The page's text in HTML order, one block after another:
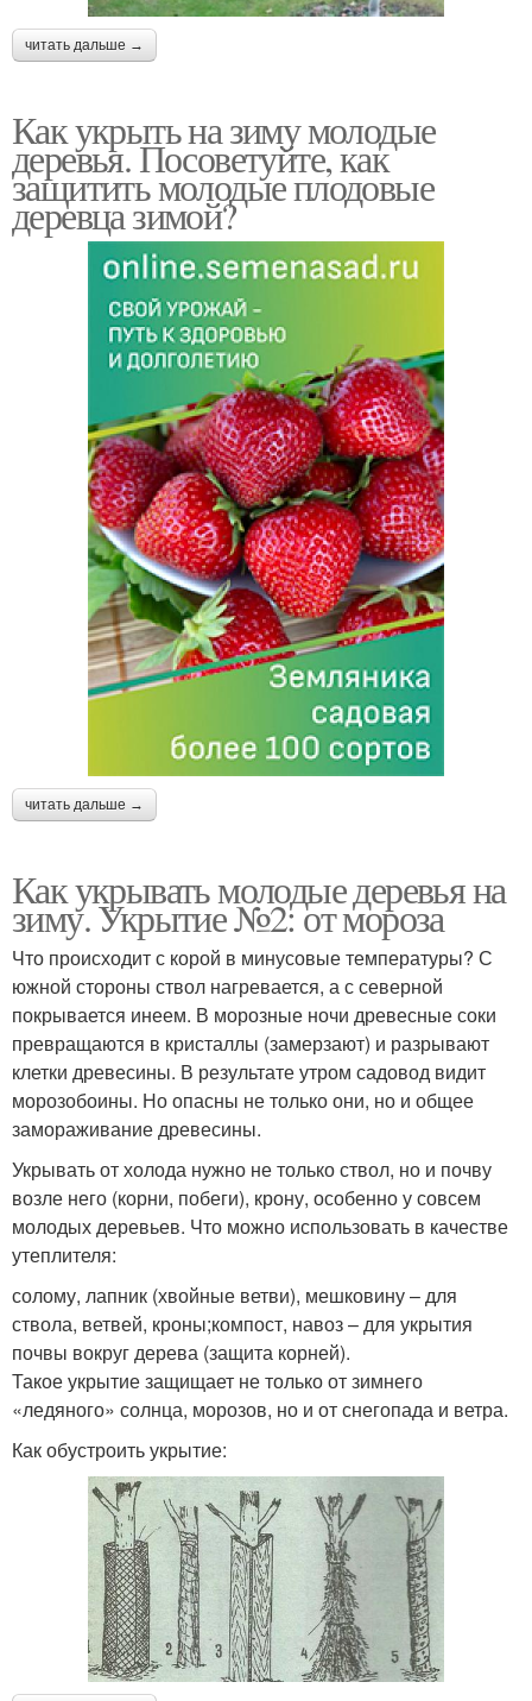
читать дальше →
Как укрыть на зиму молодые
деревья. Посоветуйте, как
защитить молодые плодовые
деревца зимой?
читать дальше →
Как укрывать молодые деревья на
зиму. Укрытие №2: от мороза
Что происходит с корой в минусовые температуры? С
южной стороны ствол нагревается, а с северной
покрывается инеем. В морозные ночи древесные соки
превращаются в кристаллы (замерзают) и разрывают
клетки древесины. В результате утром садовод видит
морозобоины. Но опасны не только они, но и общее
замораживание древесины.
Укрывать от холода нужно не только ствол, но и почву
возле него (корни, побеги), крону, особенно у совсем
молодых деревьев. Что можно использовать в качестве
утеплителя:
солому, лапник (хвойные ветви), мешковину – для
ствола, ветвей, кроны;компост, навоз – для укрытия
почвы вокруг дерева (защита корней).
Такое укрытие защищает не только от зимнего
«ледяного» солнца, морозов, но и от снегопада и ветра.
Как обустроить укрытие: